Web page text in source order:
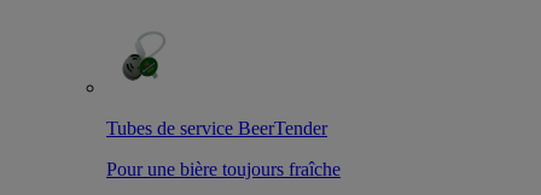
Tubes de service BeerTender
Pour une bière toujours fraîche